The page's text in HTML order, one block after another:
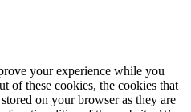
your experience while you
of these cookies, the cookies that
on your browser as they are